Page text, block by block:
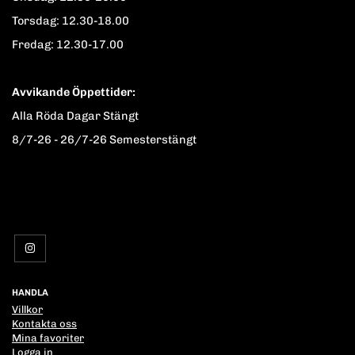
Torsdag: 12.30-18.00
Fredag: 12.30-17.00
Avvikande Öppettider:
Alla Röda Dagar Stängt
8/7-26 - 26/7-26 Semesterstängt
HANDLA
Villkor
Kontakta oss
Mina favoriter
Logga in